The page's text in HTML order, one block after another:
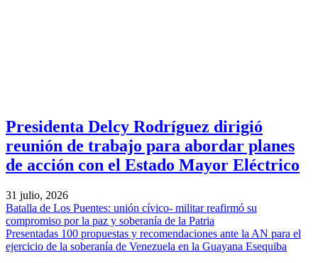
Presidenta Delcy Rodríguez dirigió
reunión de trabajo para abordar planes
de acción con el Estado Mayor Eléctrico
31 julio, 2026
Batalla de Los Puentes: unión cívico- militar reafirmó su
compromiso por la paz y soberanía de la Patria
Presentadas 100 propuestas y recomendaciones ante la AN para el
ejercicio de la soberanía de Venezuela en la Guayana Esequiba